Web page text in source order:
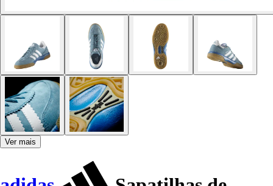
Ver mais